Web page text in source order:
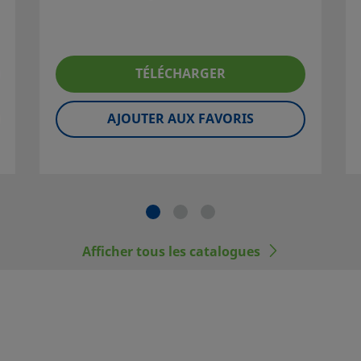
sélection
incombe
TÉLÉCHARGER
AJOUTER AUX FAVORIS
Afficher tous les catalogues